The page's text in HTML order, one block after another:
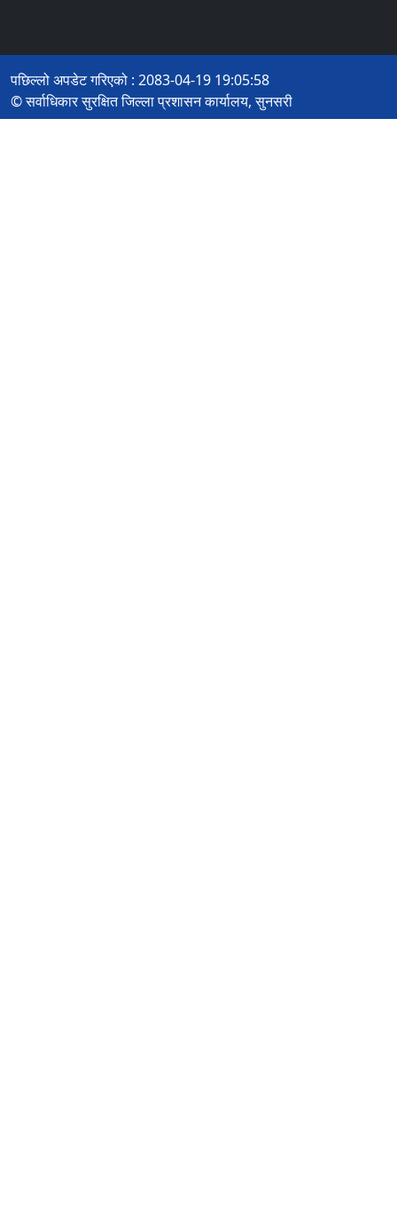
पछिल्लो अपडेट गरिएको : 2083-04-19 19:05:58
© सर्वाधिकार सुरक्षित जिल्ला प्रशासन कार्यालय, सुनसरी